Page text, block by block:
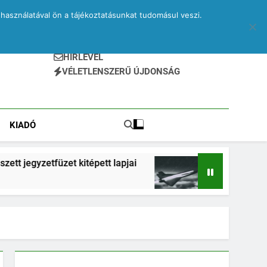
HÍRLEVÉL
VÉLETLENSZERŰ ÚJDONSÁG
KIADÓ
kitépett lapjai
2 Hónap Ezelőtt
ön a tájékoztatásunkat tudomásul veszi.